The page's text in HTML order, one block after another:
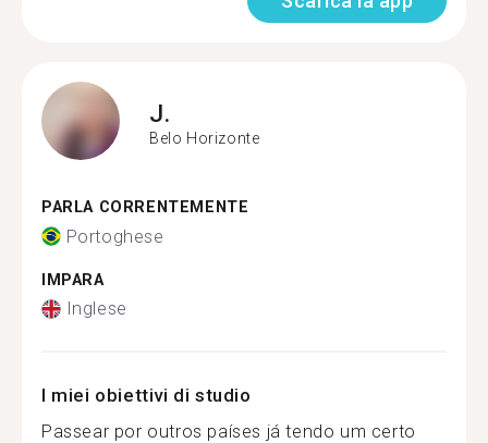
J.
Belo Horizonte
PARLA CORRENTEMENTE
Portoghese
IMPARA
Inglese
I miei obiettivi di studio
Passear por outros países já tendo um certo